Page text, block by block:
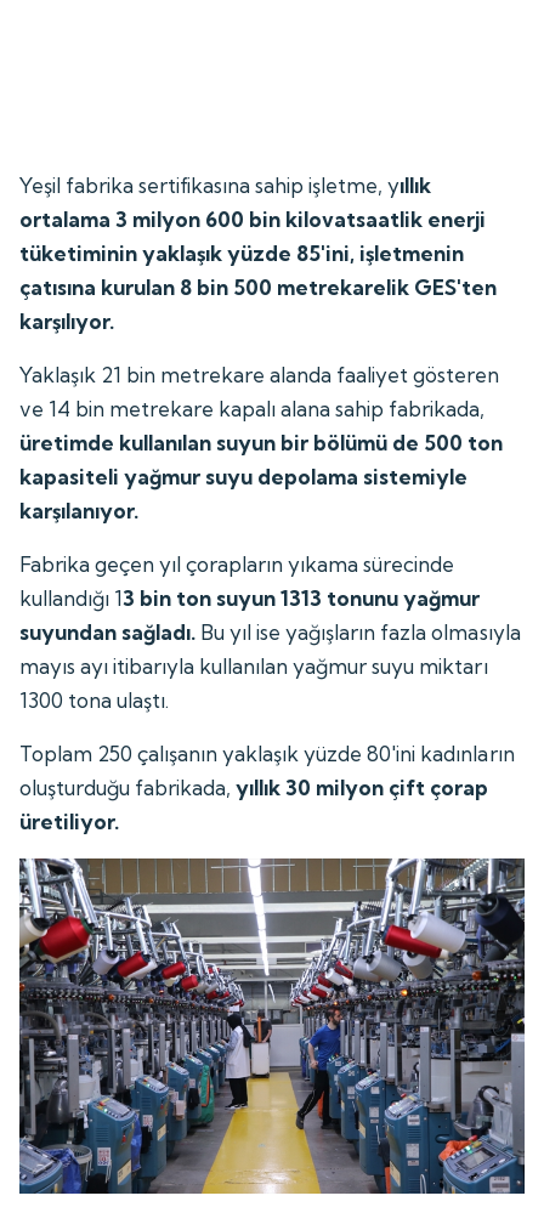
Yeşil fabrika sertifikasına sahip işletme, yıllık
ortalama 3 milyon 600 bin kilovatsaatlik enerji
tüketiminin yaklaşık yüzde 85'ini, işletmenin
çatısına kurulan 8 bin 500 metrekarelik GES'ten
karşılıyor.
Yaklaşık 21 bin metrekare alanda faaliyet gösteren
ve 14 bin metrekare kapalı alana sahip fabrikada,
üretimde kullanılan suyun bir bölümü de 500 ton
kapasiteli yağmur suyu depolama sistemiyle
karşılanıyor.
Fabrika geçen yıl çorapların yıkama sürecinde
kullandığı 13 bin ton suyun 1313 tonunu yağmur
suyundan sağladı. Bu yıl ise yağışların fazla olmasıyla
mayıs ayı itibarıyla kullanılan yağmur suyu miktarı
1300 tona ulaştı.
Toplam 250 çalışanın yaklaşık yüzde 80'ini kadınların
oluşturduğu fabrikada,yıllık 30 milyon çift çorap
üretiliyor.